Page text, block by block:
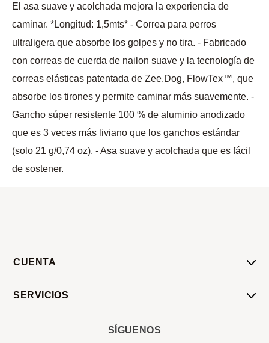
El asa suave y acolchada mejora la experiencia de
caminar. *Longitud: 1,5mts* - Correa para perros
ultraligera que absorbe los golpes y no tira. - Fabricado
con correas de cuerda de nailon suave y la tecnología de
correas elásticas patentada de Zee.Dog, FlowTex™️, que
absorbe los tirones y permite caminar más suavemente. -
Gancho súper resistente 100 % de aluminio anodizado
que es 3 veces más liviano que los ganchos estándar
(solo 21 g/0,74 oz). - Asa suave y acolchada que es fácil
de sostener.
CUENTA
SERVICIOS
SÍGUENOS